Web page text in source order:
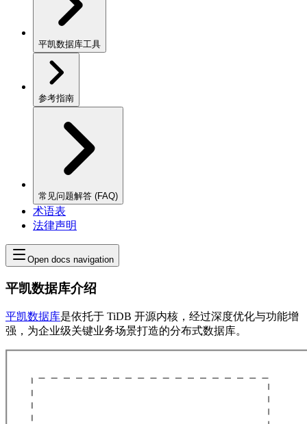
平凯数据库工具
参考指南
常见问题解答 (FAQ)
术语表
法律声明
Open docs navigation
平凯数据库介绍
平凯数据库是依托于 TiDB 开源内核，经过深度优化与功能增
强，为企业级关键业务场景打造的分布式数据库。